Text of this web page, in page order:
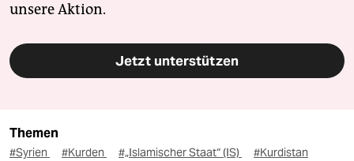
unsere Aktion.
Jetzt unterstützen
Themen
#Syrien #Kurden #„Islamischer Staat“ (IS)
#Kurdistan